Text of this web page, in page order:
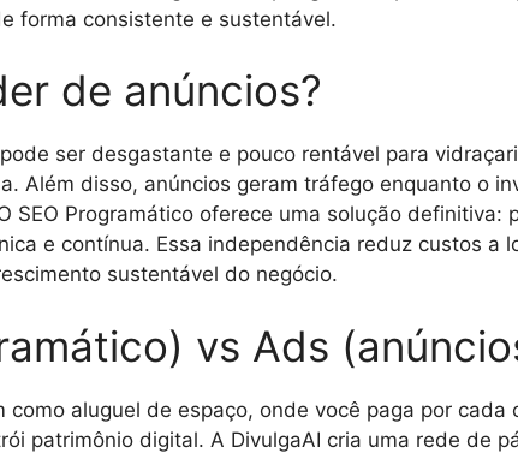
forma consistente e sustentável.
de anúncios?
ser desgastante e pouco rentável para
Além disso, anúncios geram tráfego enquanto o
SEO Programático oferece uma solução
e contínua. Essa independência reduz custos a
sustentável do negócio.
vs Ads
aluguel de espaço, onde você paga por cada
patrimônio digital. A DivulgaAI cria uma rede de